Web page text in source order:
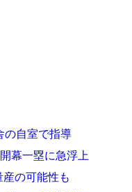
の自室で指導
幕一塁に急浮上
産の可能性も